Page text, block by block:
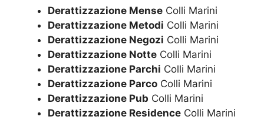
Derattizzazione Mense Colli Marini
Derattizzazione Metodi Colli Marini
Derattizzazione Negozi Colli Marini
Derattizzazione Notte Colli Marini
Derattizzazione Parchi Colli Marini
Derattizzazione Parco Colli Marini
Derattizzazione Pub Colli Marini
Derattizzazione Residence Colli Marini